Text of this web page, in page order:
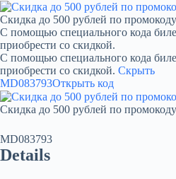
Скидка до 500 рублей по
С помощью специального кода
приобрести со скидкой.
С помощью специального кода
приобрести со скидкой. Скрыть
MD083793Открыть код
Скидка до 500 рублей по
MD083793
Details